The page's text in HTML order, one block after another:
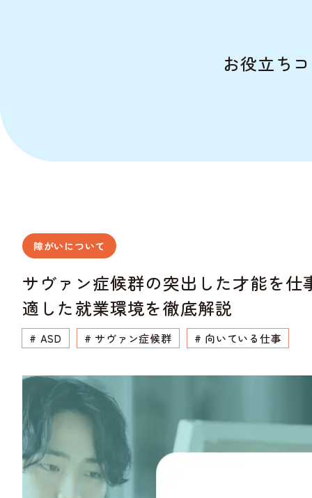
お役立ち
障がいについて
サヴァン症候群の突出した才能を
適した就業環境を徹底解説
# ASD # サヴァン症候群 # 向いている仕事